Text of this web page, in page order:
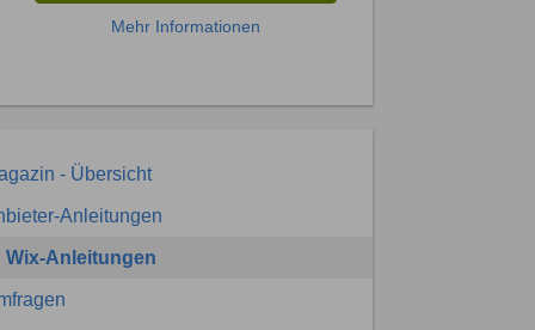
Mehr Informationen
- Übersicht
Anleitungen
Wix-Anleitungen